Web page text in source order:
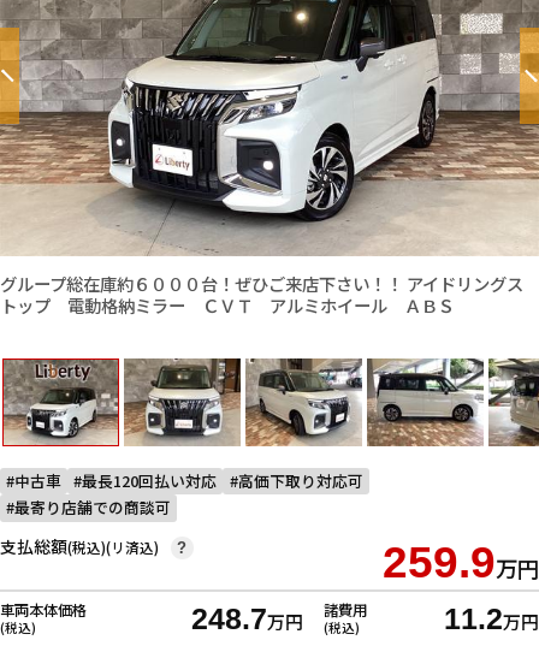
グループ総在庫約６０００台！ぜひご来店下さい！！ アイドリングス
トップ 電動格納ミラー ＣＶＴ アルミホイール ＡＢＳ
中古車 最長120回払い対応
高価下取り対応可
最寄り店舗での商談可
支払総額(税込)(リ済込) 259.9万円
?
車両本体価格
(税込) 248.7万円 諸費用
(税込) 11.2万円